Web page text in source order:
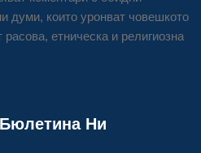
думи, които уронват човешкото
етническа и религиозна
Ни